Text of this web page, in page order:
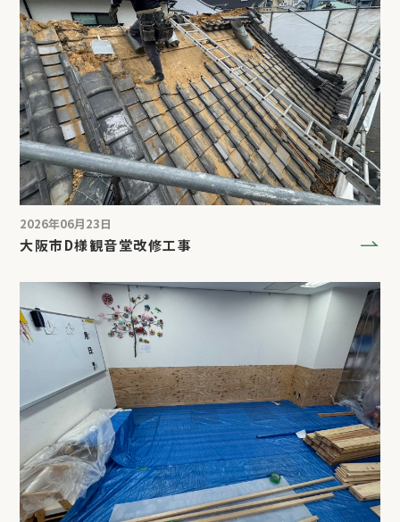
2026年06月23日
大阪市D様観音堂改修工事